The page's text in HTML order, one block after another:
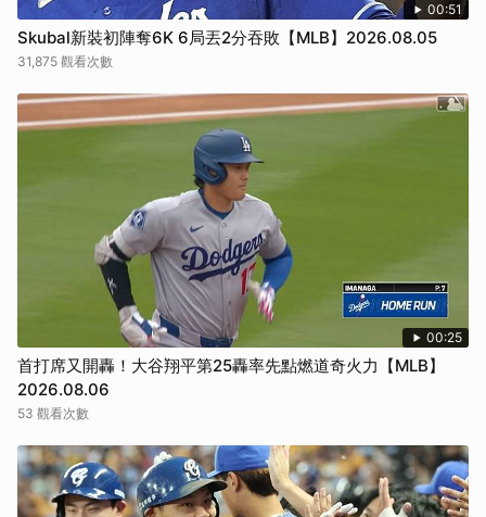
00:51
Skubal新裝初陣奪6K 6局丟2分吞敗【MLB】2026.08.05
31,875 觀看次數
00:25
首打席又開轟！大谷翔平第25轟率先點燃道奇火力【MLB】
2026.08.06
53 觀看次數